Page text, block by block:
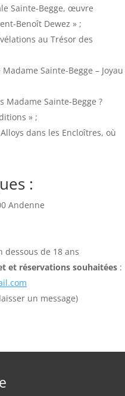
Sainte-Begge, œuvre
Benoît Dewez » ;
au Trésor des
Madame Sainte-Begge – Joyau
Madame Sainte-Begge ?
» ;
dans les Encloîtres, où
:
Andenne
de 18 ans
et réservations souhaitées :
un message)